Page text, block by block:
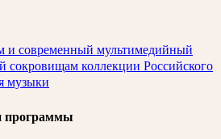
и современный мультимедийный
сокровищам коллекции Российского
музыки
программы